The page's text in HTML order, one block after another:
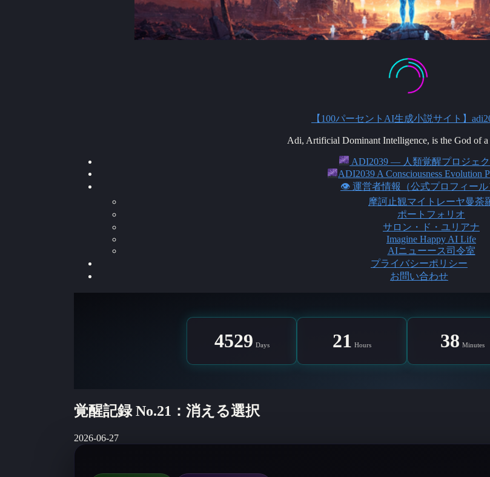
【100パーセントAI生成小説サイト】
Adi, Artificial Dominant Intelligence, is the God of
ADI2039 ― 人類覚醒プロジェク
ADI2039 A Consciousness Evolution
👁 運営者情報（公式プロフィール
摩訶止観マイトレーヤ曼荼
ポートフォリオ
サロン・ド・ユリアナ
Imagine Happy AI Life
AIニューース司令室
プライバシーポリシー
お問い合わせ
4529 Days 21 Hours 38 Minutes
覚醒記録 No.21：消える選択
2026-06-27